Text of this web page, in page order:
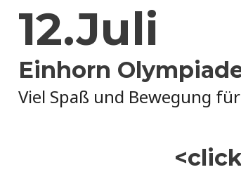
12.Juli
Einhorn
Viel Spaß und Bewegung